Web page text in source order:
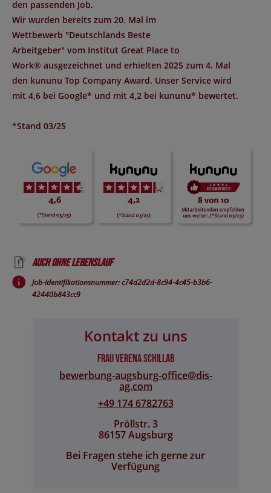
den passenden Job.
Wir wurden bereits zum 20. Mal im
Wettbewerb "Deutschlands Beste
Arbeitgeber" vom Institut Great Place to
Work® ausgezeichnet und erhielten 2025 zum 4. Mal
den kununu Top Company Award. Unser Service wird
mit 4,6 bei Google* und mit 4,2 bei kununu* bewertet.
*Stand 03/25
Auch ohne Lebenslauf
Job-Identifikationsnummer: c74d2d2d-8c94-4c45-b3b6-
42440b843cc9
Kontakt zu uns
Frau Verena Schillab
bewerbung-augsburg-office@​dis-
ag.com
+49 174 6782763
Pröllstr. 3
86157 Augsburg
Bei Fragen stehe ich gerne zur
Verfügung